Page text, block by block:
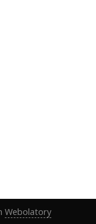
Webolatory